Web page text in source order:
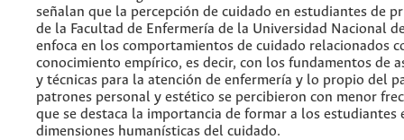
señalan que la percepción de cuidado en estudiantes de
de la Facultad de Enfermería de la Universidad Nacional
enfoca en los comportamientos de cuidado relacionados
conocimiento empírico, es decir, con los fundamentos de
y técnicas para la atención de enfermería y lo propio del
patrones personal y estético se percibieron con menor
que se destaca la importancia de formar a los estudiantes
dimensiones humanísticas del cuidado.